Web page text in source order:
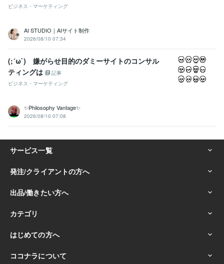
ビジネス・マーケティング
AI STUDIO｜AIサイト制作
2026/08/10 07:34
(;´ω`) 嫌がらせ目的のダミーサイトのコンサル
ティングは
記事
ビジネス・マーケティング
✨Philosophy Vantage✨
2026/08/10 07:08